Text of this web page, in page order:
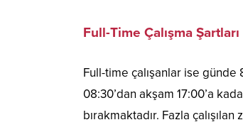
Full-Time Çalışma Şartları
Full-time çalışanlar ise günde
08:30’dan akşam 17:00’a
bırakmaktadır. Fazla